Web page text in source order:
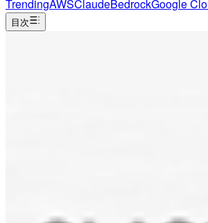
TrendingAWSClaudeBedrockGoogle
目次